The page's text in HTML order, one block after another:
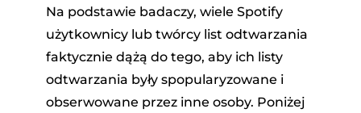
Na podstawie badaczy, wiele Spotify
użytkownicy lub twórcy list odtwarzania
faktycznie dążą do tego, aby ich listy
odtwarzania były spopularyzowane i
obserwowane przez inne osoby. Poniżej